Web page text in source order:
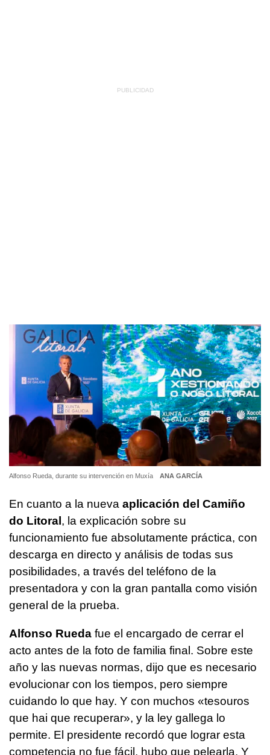
Alfonso Rueda, durante su intervención en Muxía ANA GARCÍA
En cuanto a la nueva aplicación del Camiño
do Litoral , la explicación sobre su
funcionamiento fue absolutamente práctica, con
descarga en directo y análisis de todas sus
posibilidades, a través del teléfono de la
presentadora y con la gran pantalla como visión
general de la prueba.
Alfonso Rueda fue el encargado de cerrar el
acto antes de la foto de familia final. Sobre este
año y las nuevas normas, dijo que es necesario
evolucionar con los tiempos, pero siempre
cuidando lo que hay. Y con muchos «tesouros
que hai que recuperar», y la ley gallega lo
permite. El presidente recordó que lograr esta
competencia no fue fácil, hubo que pelearla. Y